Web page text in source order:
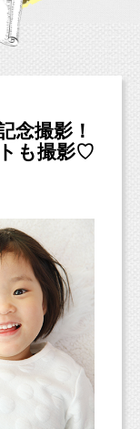
念撮影！
も撮影♡